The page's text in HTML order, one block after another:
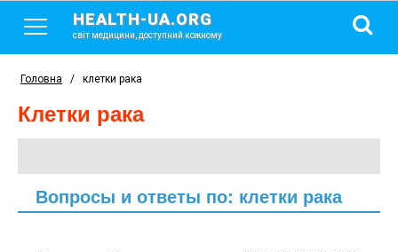
HEALTH-UA.ORG
світ медицини, доступний кожному
Головна / клетки рака
клетки рака
Вопросы и ответы по: клетки рака